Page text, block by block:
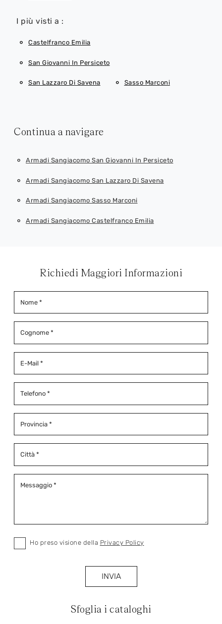
I più visti a :
Castelfranco Emilia
San Giovanni In Persiceto
San Lazzaro Di Savena Sasso Marconi
Continua a navigare
Armadi Sangiacomo San Giovanni In Persiceto
Armadi Sangiacomo San Lazzaro Di Savena
Armadi Sangiacomo Sasso Marconi
Armadi Sangiacomo Castelfranco Emilia
Sfoglia i cataloghi
Richiedi Maggiori Informazioni
Ho preso visione della Privacy Policy
INVIA